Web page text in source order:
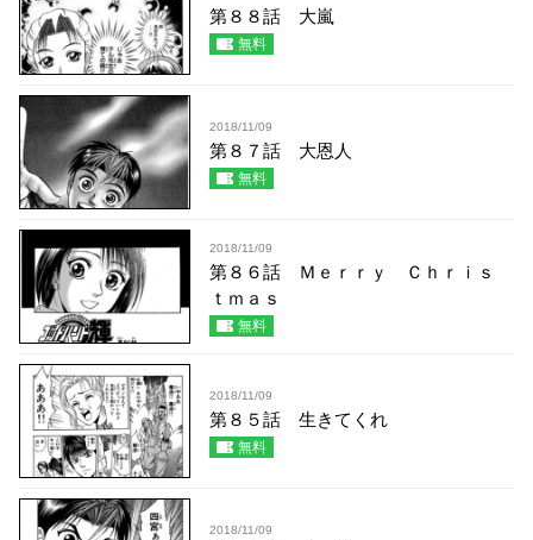
第８８話 大嵐
無料
2018/11/09
第８７話 大恩人
無料
2018/11/09
第８６話 Ｍｅｒｒｙ Ｃｈｒｉｓ
ｔｍａｓ
無料
2018/11/09
第８５話 生きてくれ
無料
2018/11/09